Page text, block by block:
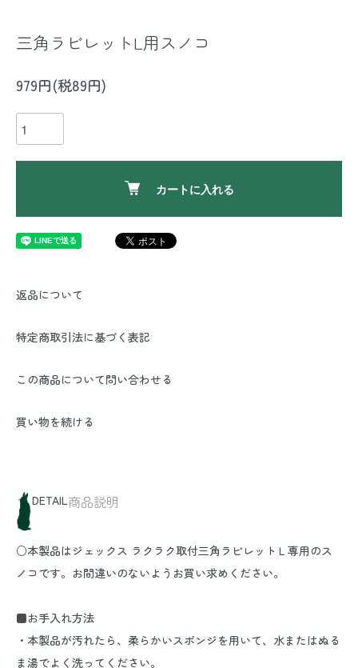
三角ラビレットL用スノコ
979円(税89円)
カートに入れる
返品について
特定商取引法に基づく表記
この商品について問い合わせる
買い物を続ける
DETAIL商品説明
○本製品はジェックス ラクラク取付三角ラビレットＬ専用のス
ノコです。お間違いのないようお買い求めください。
■お手入れ方法
・本製品が汚れたら、柔らかいスポンジを用いて、水またはぬる
ま湯でよく洗ってください。